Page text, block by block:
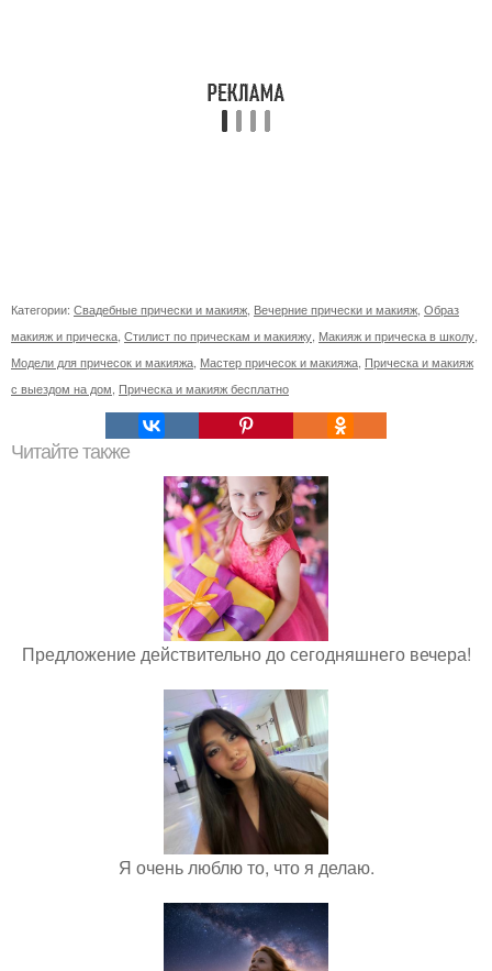
Категории: Свадебные прически и макияж Вечерние прически и макияж Образ
макияж и прическа Стилист по прическам и макияжу Макияж и прическа в школу
Модели для причесок и макияжа Мастер причесок и макияжа Прическа и макияж
с выездом на дом Прическа и макияж бесплатно
Читайте также
Предложение действительно до сегодняшнего вечера!
Я очень люблю то, что я делаю.